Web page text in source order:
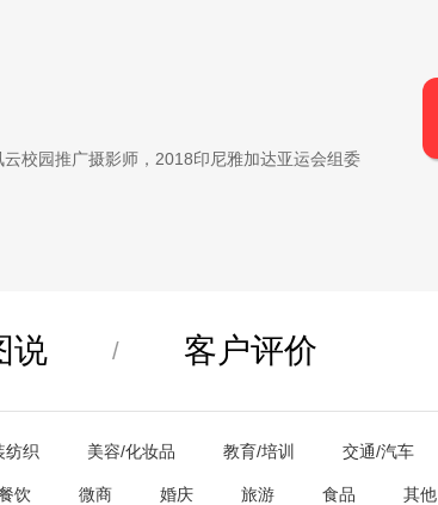
校园推广摄影师，2018印尼雅加达亚运会组委
说 / 客户评价
纺织 美容/化妆品 教育/培训 交通/汽车
饮 微商 婚庆 旅游 食品 其他